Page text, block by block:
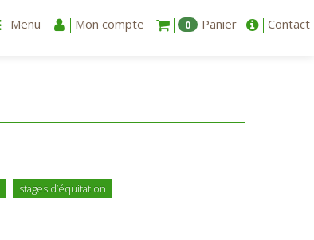
Menu Mon compte 0 Panier Contact
stages d’équitation